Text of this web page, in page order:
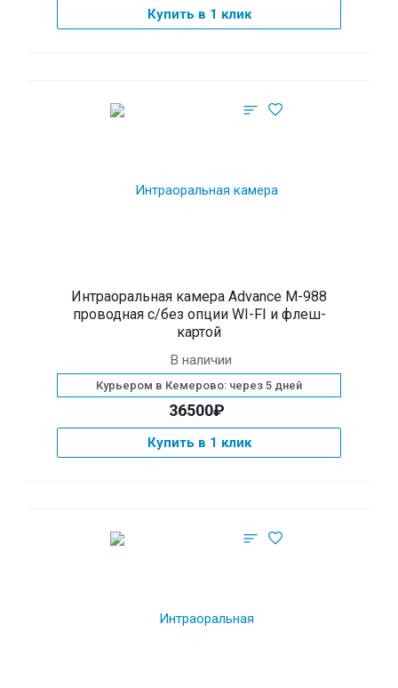
Купить в 1 клик
Интраоральная камера Advance M-988
проводная c/без опции WI-FI и флеш-
картой
В наличии
Курьером в Кемерово: через 5 дней
36500₽
Купить в 1 клик